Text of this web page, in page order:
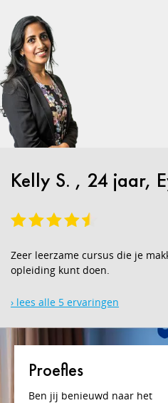
Kelly S. , 24 jaar,
Zeer leerzame cursus die je
opleiding kunt doen.
› lees alle 5 ervaringen
Proefles
Ben jij benieuwd naar het